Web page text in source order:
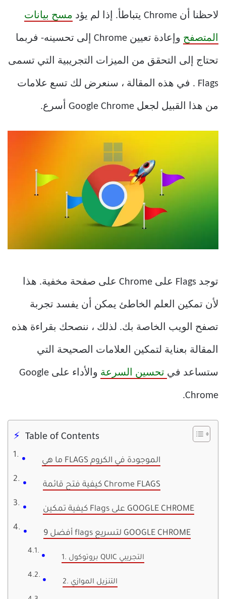
لاحظنا أن Chrome يتباطأ. إذا لم يؤد مسح بيانات
المتصفح وإعادة تعيين Chrome إلى تحسينه- فربما
تحتاج إلى التحقق من الميزات التجريبية التي تسمى
Flags . في هذه المقالة ، سنعرض لك تسع علامات
من هذا القبيل لجعل Google Chrome أسرع.
توجد Flags على Chrome على صفحة مخفية. هذا
لأن تمكين العلم الخاطئ يمكن أن يفسد تجربة
تصفح الويب الخاصة بك. لذلك ، ننصحك بقراءة هذه
المقالة بعناية لتمكين العلامات الصحيحة التي
ستساعد في تحسين السرعة والأداء على Google
Chrome.
Table of Contents
ما هي FLAGS الموجودة في الكروم
كيفية فتح قائمة Chrome FLAGS
كيفية تمكين Flags على GOOGLE CHROME
أفضل 9 flags لتسريع GOOGLE CHROME
1. بروتوكول QUIC التجريبي
2. التنزيل الموازي